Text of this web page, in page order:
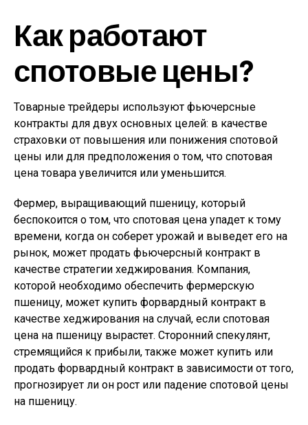
Как работают
спотовые цены?
Товарные трейдеры используют фьючерсные
контракты для двух основных целей: в качестве
страховки от повышения или понижения спотовой
цены или для предположения о том, что спотовая
цена товара увеличится или уменьшится.
Фермер, выращивающий пшеницу, который
беспокоится о том, что спотовая цена упадет к тому
времени, когда он соберет урожай и выведет его на
рынок, может продать фьючерсный контракт в
качестве стратегии хеджирования. Компания,
которой необходимо обеспечить фермерскую
пшеницу, может купить форвардный контракт в
качестве хеджирования на случай, если спотовая
цена на пшеницу вырастет. Сторонний спекулянт,
стремящийся к прибыли, также может купить или
продать форвардный контракт в зависимости от того,
прогнозирует ли он рост или падение спотовой цены
на пшеницу.